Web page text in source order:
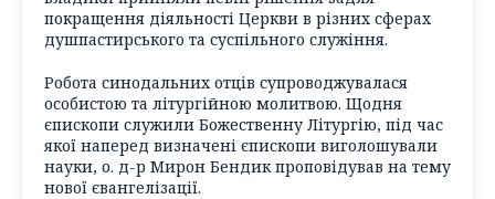
покращення діяльності Церкви в різних сферах
душпастирського та суспільного служіння.
Робота синодальних отців супроводжувалася
особистою та літургійною молитвою. Щодня
єпископи служили Божественну Літургію, під час
якої наперед визначені єпископи виголошували
науки, о. д-р Мирон Бендик проповідував на тему
нової євангелізації.